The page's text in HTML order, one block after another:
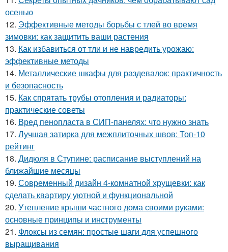
осенью
12. Эффективные методы борьбы с тлей во время
зимовки: как защитить ваши растения
13. Как избавиться от тли и не навредить урожаю:
эффективные методы
14. Металлические шкафы для раздевалок: практичность
и безопасность
15. Как спрятать трубы отопления и радиаторы:
практические советы
16. Вред пенопласта в СИП-панелях: что нужно знать
17. Лучшая затирка для межплиточных швов: Топ-10
рейтинг
18. Дидюля в Ступине: расписание выступлений на
ближайшие месяцы
19. Современный дизайн 4-комнатной хрущевки: как
сделать квартиру уютной и функциональной
20. Утепление крыши частного дома своими руками:
основные принципы и инструменты
21. Флоксы из семян: простые шаги для успешного
выращивания